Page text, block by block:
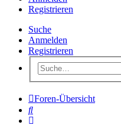
Registrieren
Suche
Anmelden
Registrieren
Foren-Übersicht
Suche